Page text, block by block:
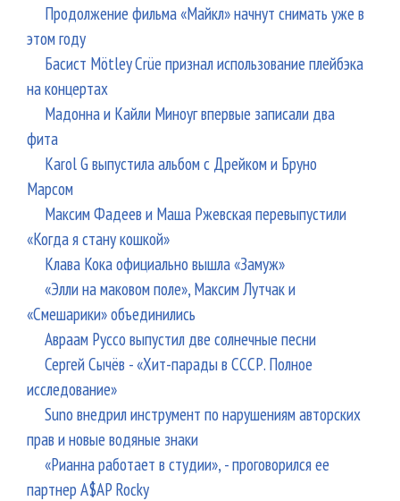
Продолжение фильма «Майкл» начнут снимать уже в
этом году
Басист Mötley Crüe признал использование плейбэка
на концертах
Мадонна и Кайли Миноуг впервые записали два
фита
Karol G выпустила альбом с Дрейком и Бруно
Марсом
Максим Фадеев и Маша Ржевская перевыпустили
«Когда я стану кошкой»
Клава Кока официально вышла «Замуж»
«Элли на маковом поле», Максим Лутчак и
«Смешарики» объединились
Авраам Руссо выпустил две солнечные песни
Сергей Сычёв - «Хит-парады в СССР. Полное
исследование»
Suno внедрил инструмент по нарушениям авторских
прав и новые водяные знаки
«Рианна работает в студии», - проговорился ее
партнер A$AP Rocky